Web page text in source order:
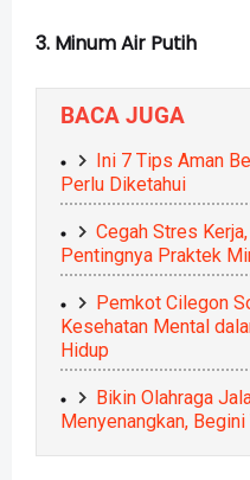
3. Minum Air Putih
BACA JUGA
Ini 7 Tips Aman
Perlu Diketahui
Cegah Stres
Pentingnya Praktek
Pemkot Cilegon
Kesehatan Mental
Hidup
Bikin Olahraga
Menyenangkan,